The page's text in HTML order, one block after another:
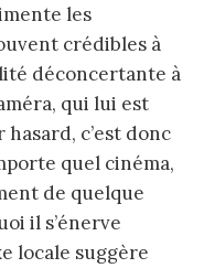
les
crédibles à
déconcertante à
qui lui est
c’est donc
quel cinéma,
de quelque
il s’énerve
locale suggère